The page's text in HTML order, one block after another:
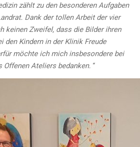
zählt zu den besonderen Aufgaben
Dank der tollen Arbeit der vier
keinen Zweifel, dass die Bilder ihren
den Kindern in der Klinik Freude
möchte ich mich insbesondere bei
Offenen Ateliers bedanken. “